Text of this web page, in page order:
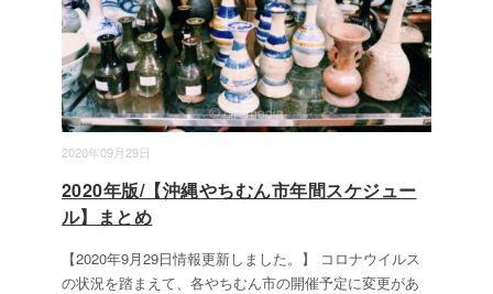
2020年09月29日
2020年版/【沖縄やちむん市年間スケジュー
ル】まとめ
【2020年9月29日情報更新しました。】 コロナウイルス
の状況を踏まえて、各やちむん市の開催予定に変更があ